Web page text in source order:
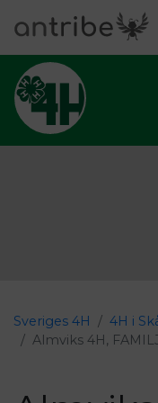
Sveriges 4H 4H i
Almviks 4H,